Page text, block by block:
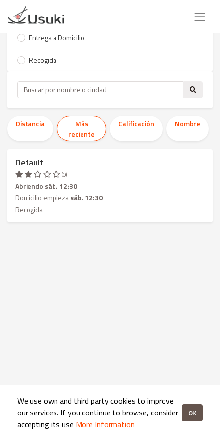
Entrega a Domicilio
Recogida
Distancia
Más
reciente
Calificación Nombre
Default
(0)
Abriendo sáb. 12:30
Domicilio empiezasáb. 12:30
Recogida
We use own and third party cookies to improve
our services. If you continue to browse, consider
accepting its use More Information
OK